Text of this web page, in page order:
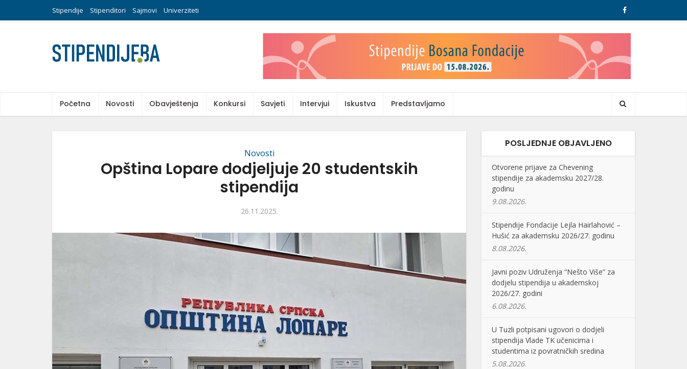
Stipendije Stipenditori Sajmovi Univerziteti
Početna Novosti Obavještenja Konkursi Savjeti Intervjui Iskustva Predstavljamo
Novosti
Opština Lopare dodjeljuje 20 studentskih
stipendija
26.11.2025.
POSLJEDNJE OBJAVLJENO
Otvorene prijave za Chevening
stipendije za akademsku 2027/28.
godinu
9.08.2026.
Stipendije Fondacije Lejla Hairlahović –
Hušić za akademsku 2026/27. godinu
8.08.2026.
Javni poziv Udruženja “Nešto Više” za
dodjelu stipendija u akademskoj
2026/27. godini
6.08.2026.
U Tuzli potpisani ugovori o dodjeli
stipendija Vlade TK učenicima i
studentima iz povratničkih sredina
5.08.2026.